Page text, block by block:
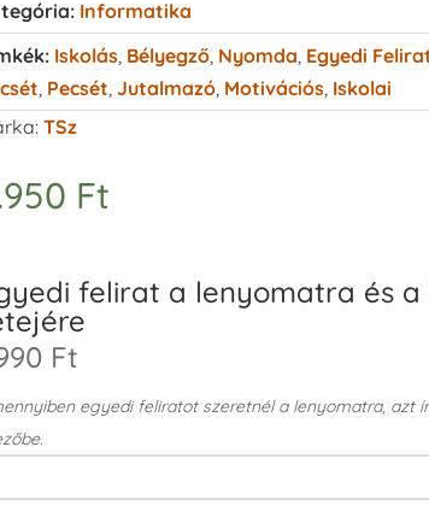
Informatika
Iskolás, Bélyegző, Nyomda Egyedi
Pecsét Jutalmazó, Motivációs, Iskolai
TSz
Ft
felirat a lenyomatra és a
Ft
egyedi feliratot szeretnél a lenyomatra, azt